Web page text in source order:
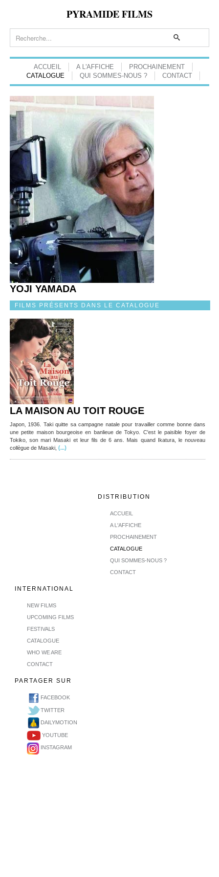
PYRAMIDE FILMS
ACCUEIL A L'AFFICHE
PROCHAINEMENT
CATALOGUE
QUI SOMMES-NOUS ? CONTACT
YOJI YAMADA
FILMS PRÉSENTS DANS LE CATALOGUE
LA MAISON AU TOIT ROUGE
Japon, 1936. Taki quitte sa campagne natale pour travailler comme bonne dans
une petite maison bourgeoise en banlieue de Tokyo. C'est le paisible foyer de
Tokiko, son mari Masaki et leur fils de 6 ans. Mais quand Ikatura, le nouveau
collègue de Masaki, (...)
DISTRIBUTION
ACCUEIL
A L'AFFICHE
PROCHAINEMENT
CATALOGUE
QUI SOMMES-NOUS ?
CONTACT
INTERNATIONAL
NEW FILMS
UPCOMING FILMS
FESTIVALS
CATALOGUE
WHO WE ARE
CONTACT
PARTAGER SUR
FACEBOOK
TWITTER
DAILYMOTION
YOUTUBE
INSTAGRAM